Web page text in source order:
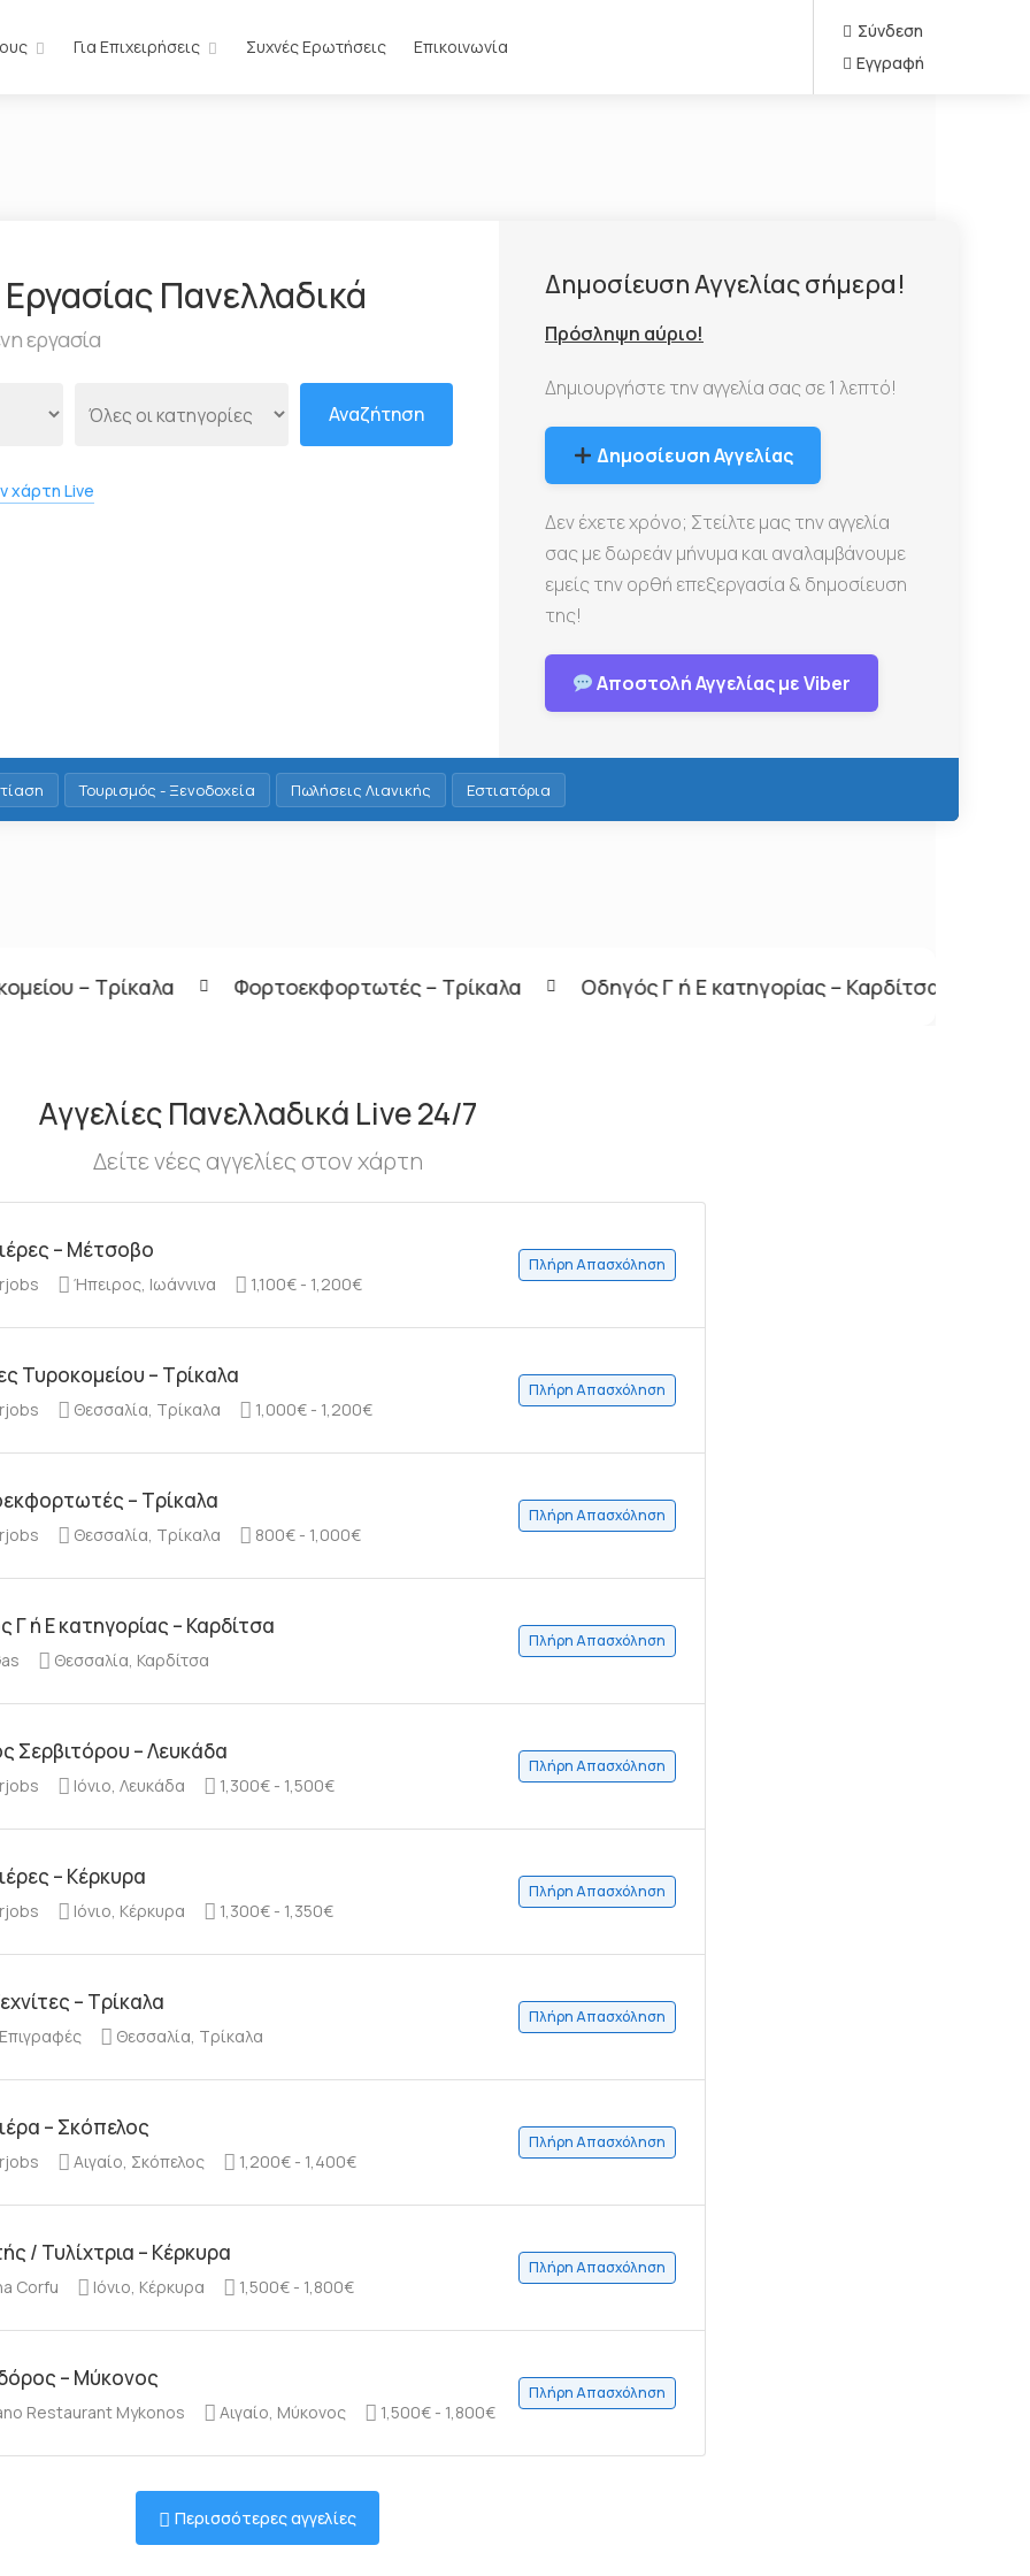
Για Επιχειρήσεις Συχνές Ερωτήσεις Επικοινωνία
Σύνδεση
Εγγραφή
Πανελλαδικά
εργασία
Αναζήτηση
χάρτη Live
Δημοσίευση Αγγελίας σήμερα!
Πρόσληψη αύριο!
Δημιουργήστε την αγγελία σας σε 1 λεπτό!
Δημοσίευση Αγγελίας
Δεν έχετε χρόνο; Στείλτε μας την αγγελία
σας με δωρεάν μήνυμα και αναλαμβάνουμε
εμείς την ορθή επεξεργασία & δημοσίευση
της!
Αποστολή Αγγελίας με Viber
Τουρισμός - Ξενοδοχεία Πωλήσεις Λιανικής Εστιατόρια
Φορτοεκφορτωτές – Τρίκαλα Οδηγός Γ ή Ε κατηγορίας – Καρδίτσα Βοηθός Σερβιτόρου –
Αγγελίες Πανελλαδικά Live 24/7
Δείτε νέες αγγελίες στον χάρτη
– Μέτσοβο
Πλήρη Απασχόληση
Ήπειρος, Ιωάννινα 1,100€ - 1,200€
Τυροκομείου – Τρίκαλα
Πλήρη Απασχόληση
Θεσσαλία, Τρίκαλα 1,000€ - 1,200€
– Τρίκαλα
Πλήρη Απασχόληση
Θεσσαλία, Τρίκαλα 800€ - 1,000€
Γ ή Ε κατηγορίας – Καρδίτσα
Πλήρη Απασχόληση
Θεσσαλία, Καρδίτσα
Σερβιτόρου – Λευκάδα
Πλήρη Απασχόληση
Ιόνιο, Λευκάδα 1,300€ - 1,500€
– Κέρκυρα
Πλήρη Απασχόληση
Ιόνιο, Κέρκυρα 1,300€ - 1,350€
– Τρίκαλα
Πλήρη Απασχόληση
Θεσσαλία, Τρίκαλα
– Σκόπελος
Πλήρη Απασχόληση
Αιγαίο, Σκόπελος 1,200€ - 1,400€
/ Τυλίχτρια – Κέρκυρα
Πλήρη Απασχόληση
Corfu Ιόνιο, Κέρκυρα 1,500€ - 1,800€
– Μύκονος
Πλήρη Απασχόληση
Restaurant Mykonos Αιγαίο, Μύκονος 1,500€ - 1,800€
Περισσότερες αγγελίες